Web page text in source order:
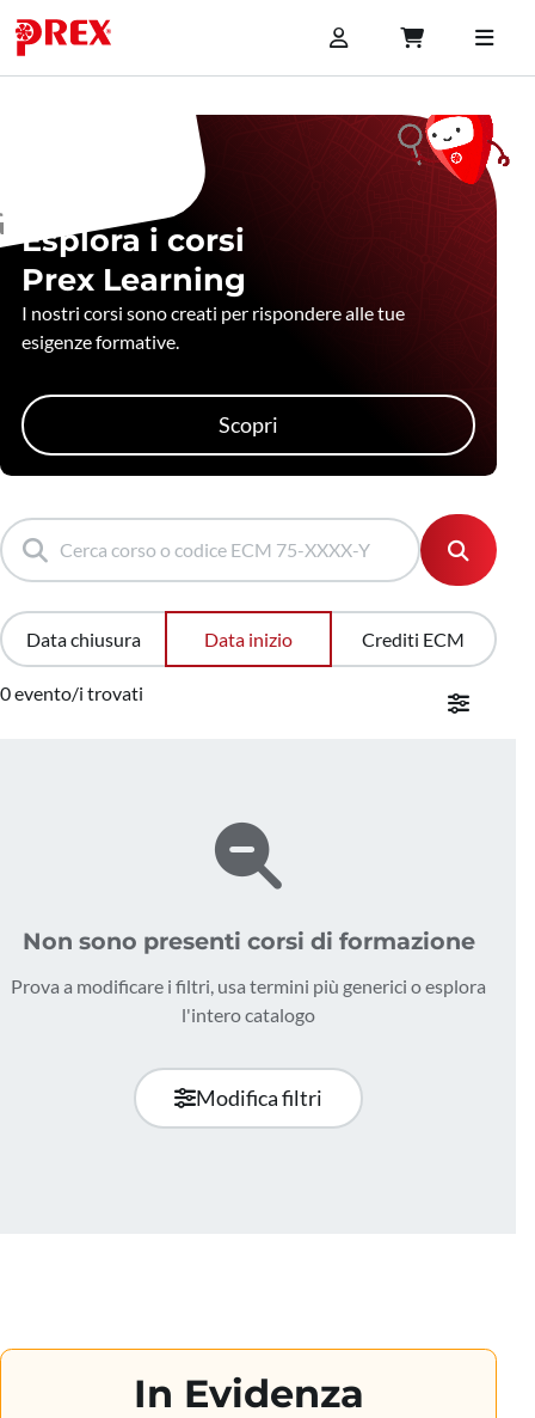
Esplora i corsi
Prex Learning
I nostri corsi sono creati per rispondere alle tue
esigenze formative.
Scopri
Data chiusura Data inizio Crediti ECM
0 evento/i trovati
Non sono presenti corsi di formazione
Prova a modificare i filtri, usa termini più generici o esplora
l'intero catalogo
Modifica filtri
In Evidenza